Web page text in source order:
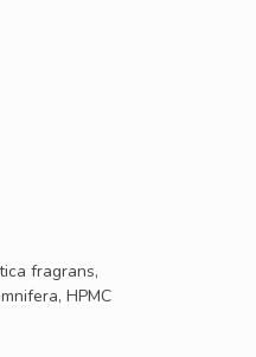
fragrans,
HPMC